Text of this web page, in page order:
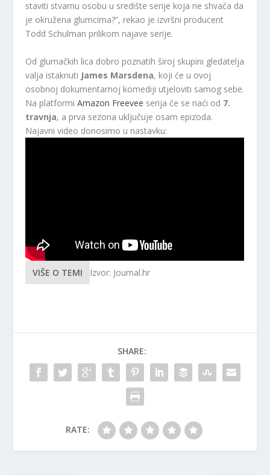
staviti stvarnu osobu u središte serije koja ne shvaća da
je okružena glumcima?”, rekao je izvršni producent
Todd Schulman prilikom najave serije.
Od glumačkih lica dobro poznatih široj skupini gledatelja
valja istaknuti James Marsdena, koji će u ovoj
osobnoj dokumentarnoj komediji utjeloviti samog sebe.
Na platformiAmazon Freevee serija će se naći od 7.
travnja, a prva sezona uključuje osam epizoda.
Najavni video donosimo u nastavku:
VIŠE O TEMI Izvor: Journal.hr
SHARE:
RATE: